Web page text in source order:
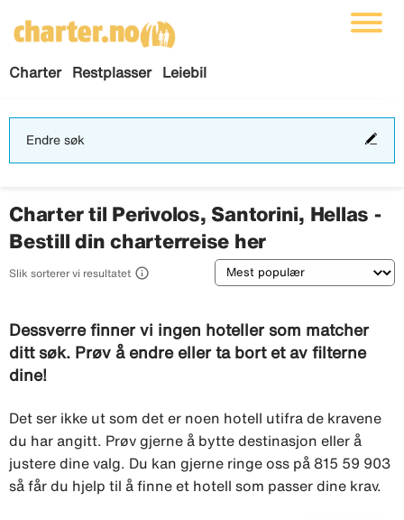
Charter Restplasser Leiebil
Endre søk
Charter til Perivolos, Santorini, Hellas -
Bestill din charterreise her
Slik sorterer vi resultatet  Sortering
Dessverre finner vi ingen hoteller som matcher
ditt søk. Prøv å endre eller ta bort et av filterne
dine!
Det ser ikke ut som det er noen hotell utifra de kravene
du har angitt. Prøv gjerne å bytte destinasjon eller å
justere dine valg. Du kan gjerne ringe oss på 815 59 903
så får du hjelp til å finne et hotell som passer dine krav.